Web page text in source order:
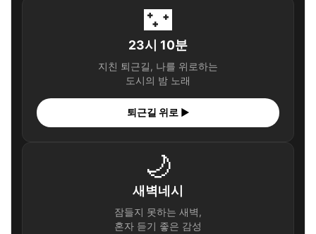
🌃
23시 10분
지친 퇴근길, 나를 위로하는
도시의 밤 노래
퇴근길 위로 ▶
🌙
새벽네시
잠들지 못하는 새벽,
혼자 듣기 좋은 감성